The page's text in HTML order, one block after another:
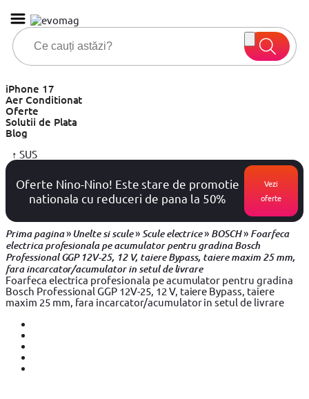
iPhone 17
Aer Conditionat
Oferte
Solutii de Plata
Blog
↑ SUS
Oferte Nino-Nino! Este stare de promotie
nationala cu reduceri de pana la 50%
Vezi
oferte
Prima pagina»Unelte si scule»Scule electrice» BOSCH» Foarfeca
electrica profesionala pe acumulator pentru gradina Bosch
Professional GGP 12V-25, 12 V, taiere Bypass, taiere maxim 25 mm,
fara incarcator/acumulator in setul de livrare
Foarfeca electrica profesionala pe acumulator pentru gradina
Bosch Professional GGP 12V-25, 12 V, taiere Bypass, taiere
maxim 25 mm, fara incarcator/acumulator in setul de livrare